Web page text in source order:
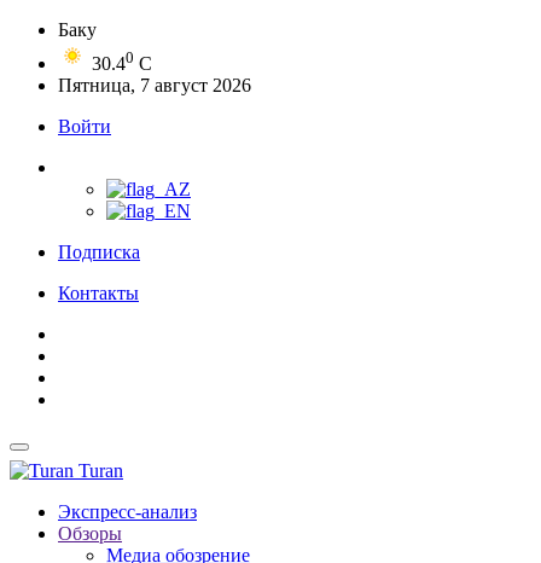
Баку
30.40 C
Пятница, 7 август 2026
Войти
Подписка
Контакты
Turan
Экспресс-анализ
Обзоры
Медиа обозрение